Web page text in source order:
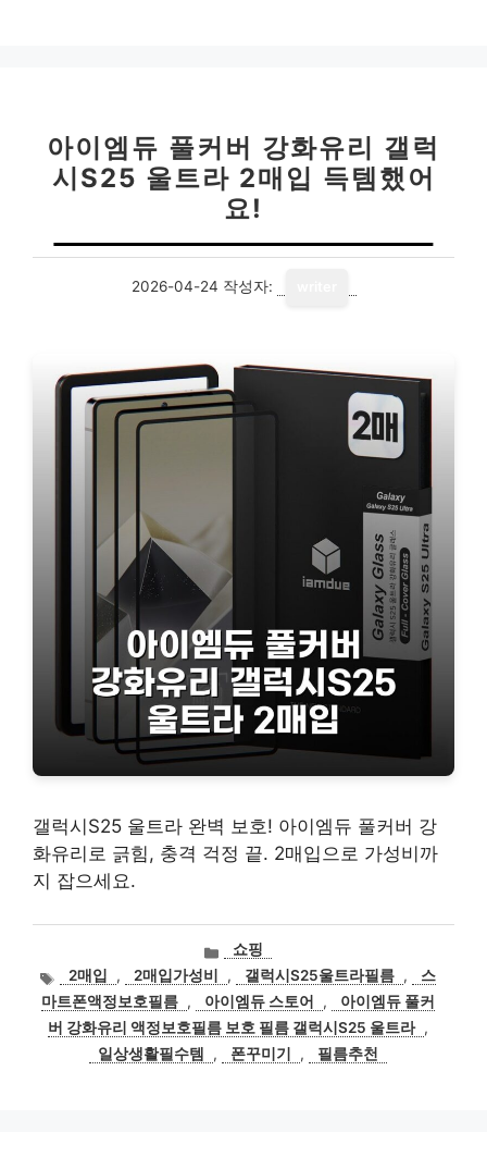
아이엠듀 풀커버 강화유리 갤럭
시S25 울트라 2매입 득템했어
요!
2026-04-24 작성자:
갤럭시S25 울트라 완벽 보호! 아이엠듀 풀커버 강
화유리로 긁힘, 충격 걱정 끝. 2매입으로 가성비까
지 잡으세요.
카
고
리
쇼핑
태
그
2매입 , 2매입가성비 , 갤럭시S25울트라필름 ,
스
마트폰액정보호필름 , 아이엠듀 스토어 ,
아이엠듀 풀커
버 강화유리 액정보호필름 보호 필름 갤럭시S25 울트라 ,
일상생활필수템
, 폰꾸미기 , 필름추천